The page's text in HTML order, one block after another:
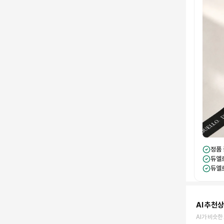
정품
듀엘
듀엘
AI 추천
AI가 비슷한